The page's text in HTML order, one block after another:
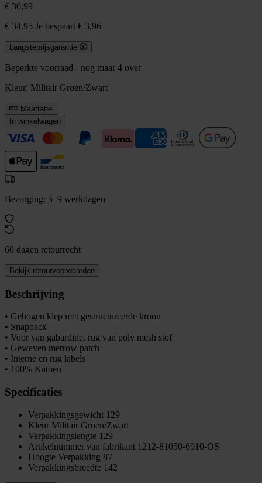
€ 30,99
€ 34,95 Je bespaart € 3,96
Laagsteprijsgarantie
Beperkte voorraad - nog maar 4 over
Kleur: Militair Groen/Zwart
Maattabel
In winkelwagen
Bezorging: 5–9 werkdagen
60 dagen retourrecht
Bekijk retourvoorwaarden
Beschrijving
• Gebogen klep met gestructureerde kroon
• Snapback
• Voor van gabardine, rug van poly mesh stof
• Geweven merrow patch
• Interne en rug labels
• 100% Katoen
Specificaties
Verpakkingsgewicht 129
Kleur Militair Groen/Zwart
Verpakkingslengte 129
Artikelnummer van fabrikant 1212-81050-6910-OS
Hoogte Verpakking 87
Verpakkingsbreedte 142